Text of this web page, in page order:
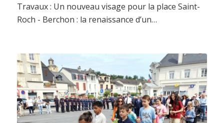
Travaux : Un nouveau visage pour la place Saint-
Roch - Berchon : la renaissance d’un…